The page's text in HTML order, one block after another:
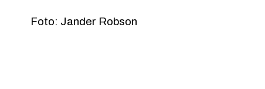
Foto: Jander Robson